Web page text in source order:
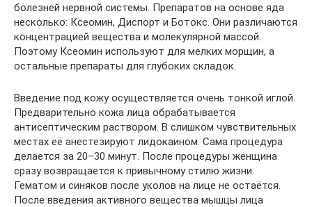
болезней нервной системы. Препаратов на основе яда
несколько: Ксеомин, Диспорт и Ботокс. Они различаются
концентрацией вещества и молекулярной массой.
Поэтому Ксеомин используют для мелких морщин, а
остальные препараты для глубоких складок.
Введение под кожу осуществляется очень тонкой иглой.
Предварительно кожа лица обрабатывается
антисептическим раствором. В слишком чувствительных
местах её анестезируют лидокаином. Сама процедура
делается за 20–30 минут. После процедуры женщина
сразу возвращается к привычному стилю жизни.
Гематом и синяков после уколов на лице не остаётся.
После введения активного вещества мышцы лица